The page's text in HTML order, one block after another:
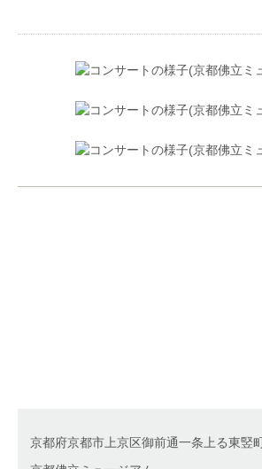
員特別賞。カワイ音楽コンクー
か、オーケストラと協奏曲を多
べ、日本調律師協会主催よんよ
ーヨークフィルハーモニックの
ーティストとの共演も多く、ア
京都府京都市上京区御前通一条上る東竪